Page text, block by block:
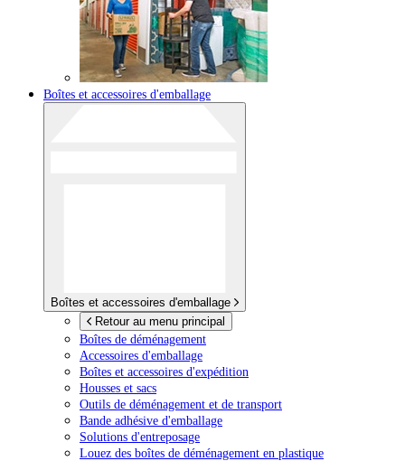
Boîtes et accessoires d'emballage
Boîtes et accessoires d'emballage
Retour au menu principal
Boîtes de déménagement
Accessoires d'emballage
Boîtes et accessoires d'expédition
Housses et sacs
Outils de déménagement et de transport
Bande adhésive d'emballage
Solutions d'entreposage
Louez des boîtes de déménagement en plastique